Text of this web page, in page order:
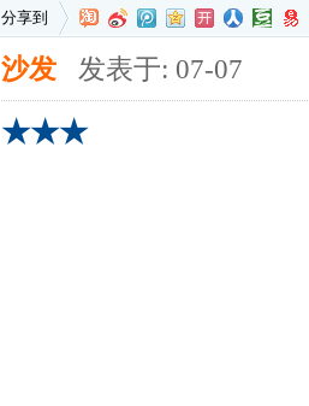
分享到
沙发 发表于: 07-07
★★★